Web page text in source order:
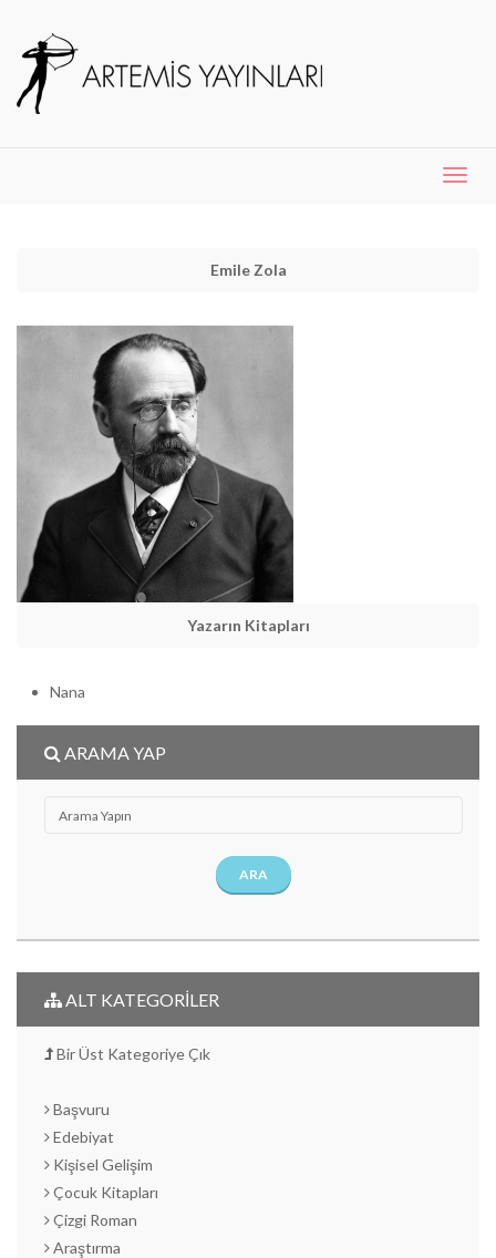
Emile Zola
Yazarın Kitapları
Nana
ARAMA YAP
ARA
ALT KATEGORİLER
Bir Üst Kategoriye Çık
Başvuru
Edebiyat
Kişisel Gelişim
Çocuk Kitapları
Çizgi Roman
Araştırma